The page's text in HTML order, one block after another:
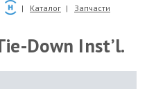
Каталог Запчасти
Down Inst’l.